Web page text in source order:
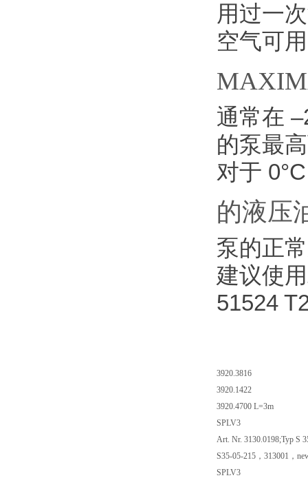
用过一
空气可
通常在
的泵最
对于
的液压
泵的正
建议使
51524
3920.3816
3920.1422
3920.4700 L=3m
SPLV3
Art. Nr. 3130.0198;Typ S
S35-05-215，313001，
SPLV3